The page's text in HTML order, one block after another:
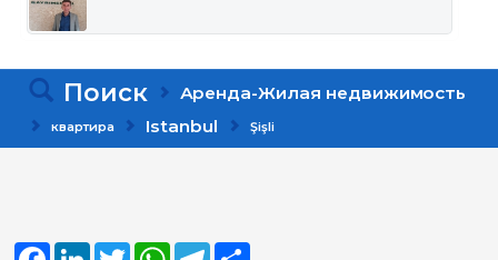
Поиск Аренда-Жилая недвижимость
квартира Istanbul Şişli
FacebookLinkedInTwitter WhatsAppTelegram